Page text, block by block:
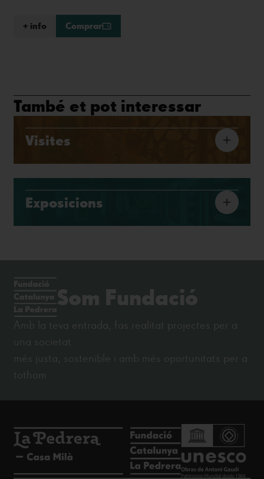
+ info Comprar
També et pot interessar
Visites
Exposicions
Som Fundació
Amb la teva entrada, fas realitat projectes per a
una societat
més justa, sostenible i amb més oportunitats per a
tothom